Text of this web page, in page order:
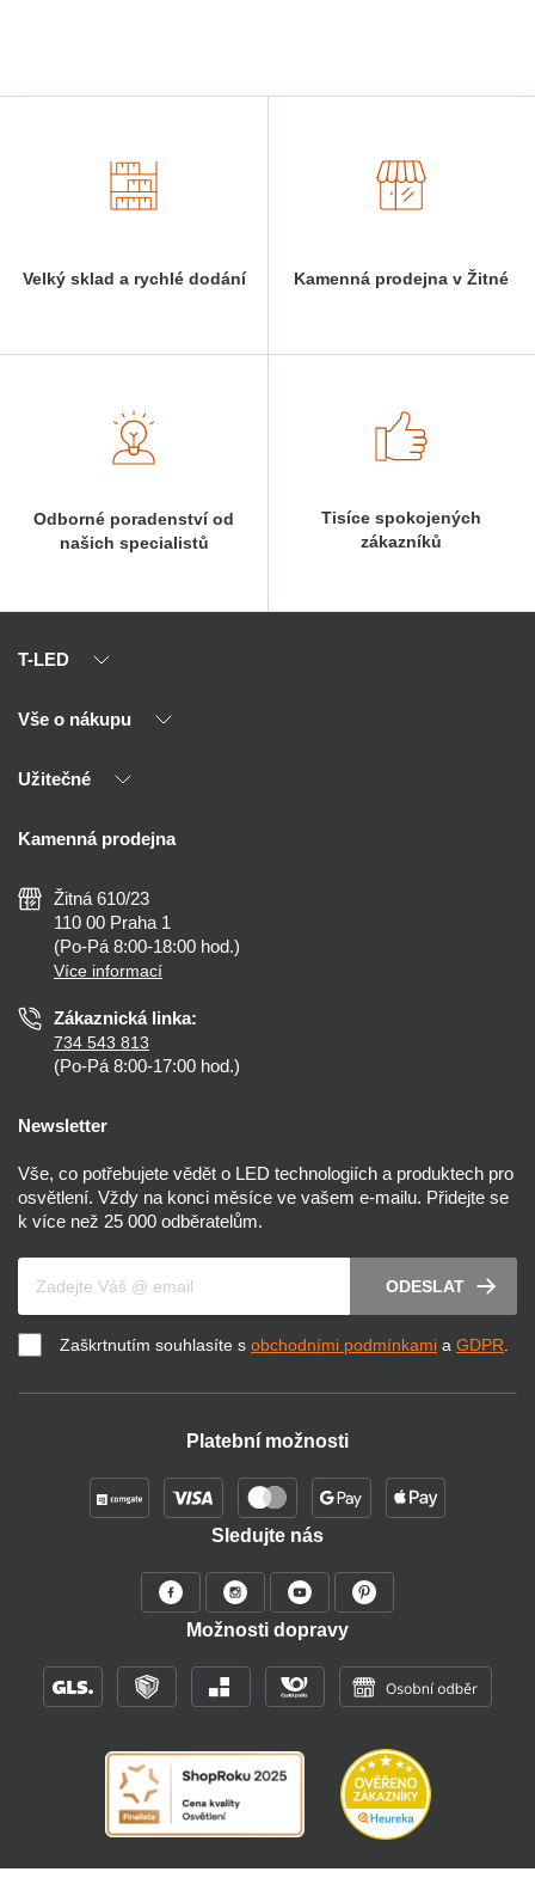
Velký sklad a rychlé dodání Kamenná prodejna v Žitné
Odborné poradenství od
našich specialistů
Tisíce spokojených
zákazníků
T-LED
O nás
Kontakty
Vše o nákupu
Výhody T-LED
Montáž
Nejčastější dotazy
Než koupíte
Osvětlení dle místnosti
Užitečné
Reklamace a vrácení
Zásady ochrany soukromí
Nastavení cookies
Prohlášení o přístupnosti
Kamenná prodejna
Žitná 610/23
110 00 Praha 1
(Po-Pá 8:00-18:00 hod.)
Více informací
Zákaznická linka:
734 543 813
(Po-Pá 8:00-17:00 hod.)
Newsletter
Vše, co potřebujete vědět o LED technologiích a produktech pro
osvětlení. Vždy na konci měsíce ve vašem e-mailu. Přidejte se
k více než 25 000 odběratelům.
ODESLAT
Zaškrtnutím souhlasíte s obchodními podmínkami a GDPR
Platební možnosti
Sledujte nás
Možnosti dopravy